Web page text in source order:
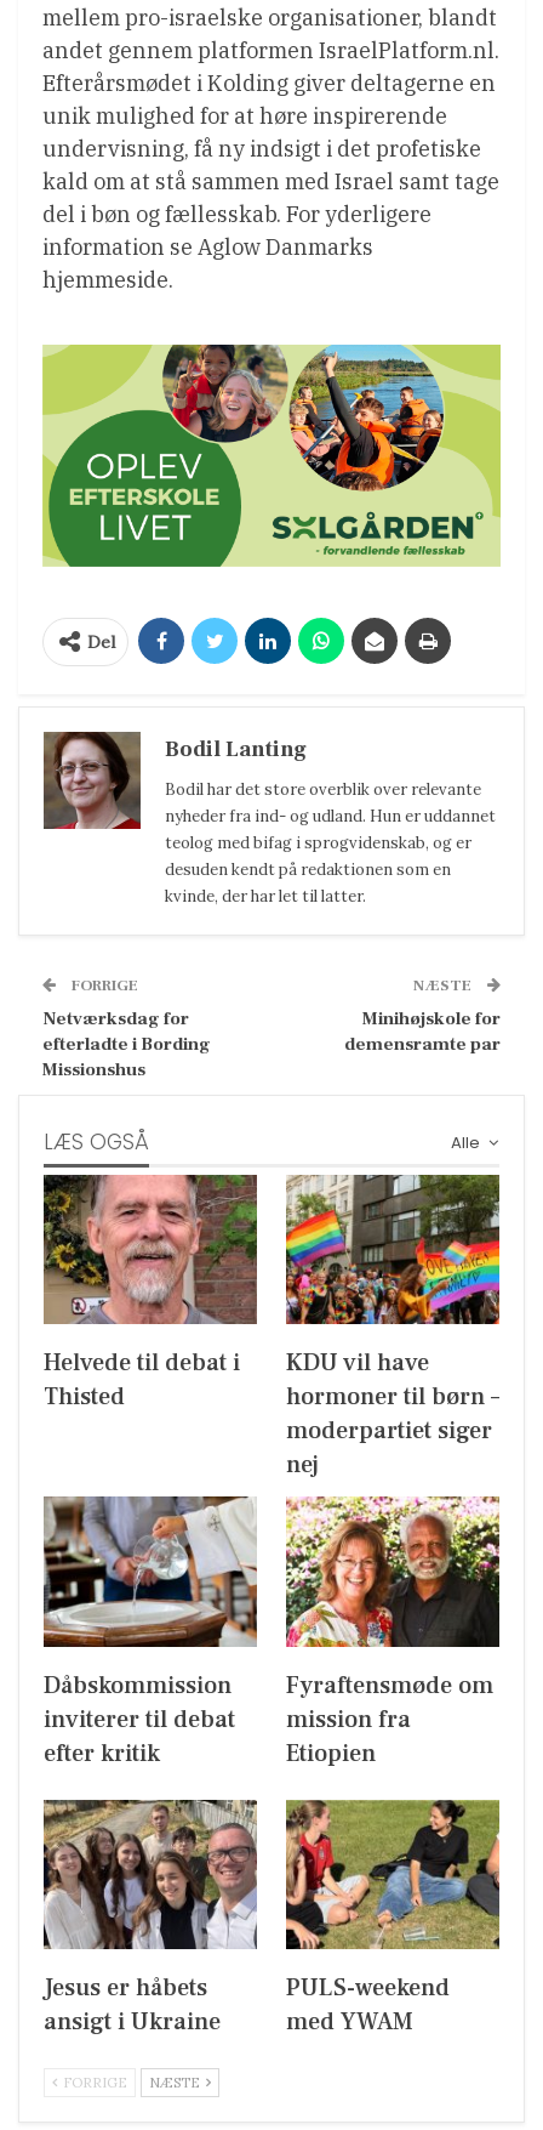
mellem pro-israelske organisationer, blandt
andet gennem platformen IsraelPlatform.nl.
Efterårsmødet i Kolding giver deltagerne en
unik mulighed for at høre inspirerende
undervisning, få ny indsigt i det profetiske
kald om at stå sammen med Israel samt tage
del i bøn og fællesskab. For yderligere
information se Aglow Danmarks
hjemmeside.
Del
Bodil Lanting
Bodil har det store overblik over relevante
nyheder fra ind- og udland. Hun er uddannet
teolog med bifag i sprogvidenskab, og er
desuden kendt på redaktionen som en
kvinde, der har let til latter.
FORRIGE
Netværksdag for
efterladte i Bording
Missionshus
NÆSTE
Minihøjskole for
demensramte par
Alle
LÆS OGSÅ
Helvede til debat i
Thisted
KDU vil have
hormoner til børn –
moderpartiet siger
nej
Dåbskommission
inviterer til debat
efter kritik
Fyraftensmøde om
mission fra
Etiopien
Jesus er håbets
ansigt i Ukraine
PULS-weekend
med YWAM
FORRIGE NÆSTE